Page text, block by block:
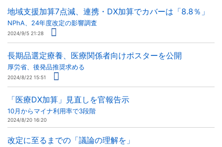
地域支援加算7点減、連携・DX加算でカバーは「8.8％」
NPhA、24年度改定の影響調査
2024/9/5 21:28
長期品選定療養、医療関係者向けポスターを公開
厚労省、後発品推奨求める
2024/8/22 15:51
「医療DX加算」見直しを官報告示
10月からマイナ利用率で3段階
2024/8/20 16:20
改定に至るまでの「議論の理解を」